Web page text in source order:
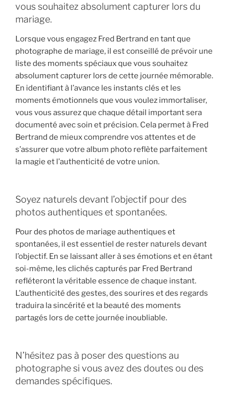
vous souhaitez absolument capturer lors du
mariage.
Lorsque vous engagez Fred Bertrand en tant que
photographe de mariage, il est conseillé de prévoir une
liste des moments spéciaux que vous souhaitez
absolument capturer lors de cette journée mémorable.
En identifiant à l’avance les instants clés et les
moments émotionnels que vous voulez immortaliser,
vous vous assurez que chaque détail important sera
documenté avec soin et précision. Cela permet à Fred
Bertrand de mieux comprendre vos attentes et de
s’assurer que votre album photo reflète parfaitement
la magie et l’authenticité de votre union.
Soyez naturels devant l’objectif pour des
photos authentiques et spontanées.
Pour des photos de mariage authentiques et
spontanées, il est essentiel de rester naturels devant
l’objectif. En se laissant aller à ses émotions et en étant
soi-même, les clichés capturés par Fred Bertrand
refléteront la véritable essence de chaque instant.
L’authenticité des gestes, des sourires et des regards
traduira la sincérité et la beauté des moments
partagés lors de cette journée inoubliable.
N’hésitez pas à poser des questions au
photographe si vous avez des doutes ou des
demandes spécifiques.